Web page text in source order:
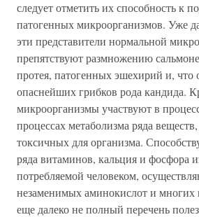
следует отметить их способность к
патогенных микроорганизмов. Уже
эти представители нормальной
препятствуют размножению
протея, патогенных эшехирий и, что
опаснейших грибков рода кандида.
микроорганизмы участвуют в
процессах метаболизма ряда
токсичных для организма.
ряда витаминов, кальция и фосфора
потребляемой человеком,
незаменимых аминокислот и
еще далеко не полный перечень